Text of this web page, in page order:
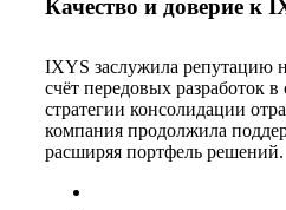
Качество и доверие к
IXYS заслужила репутацию
счёт передовых разработок
стратегии консолидации
компания продолжила
расширяя портфель решений.